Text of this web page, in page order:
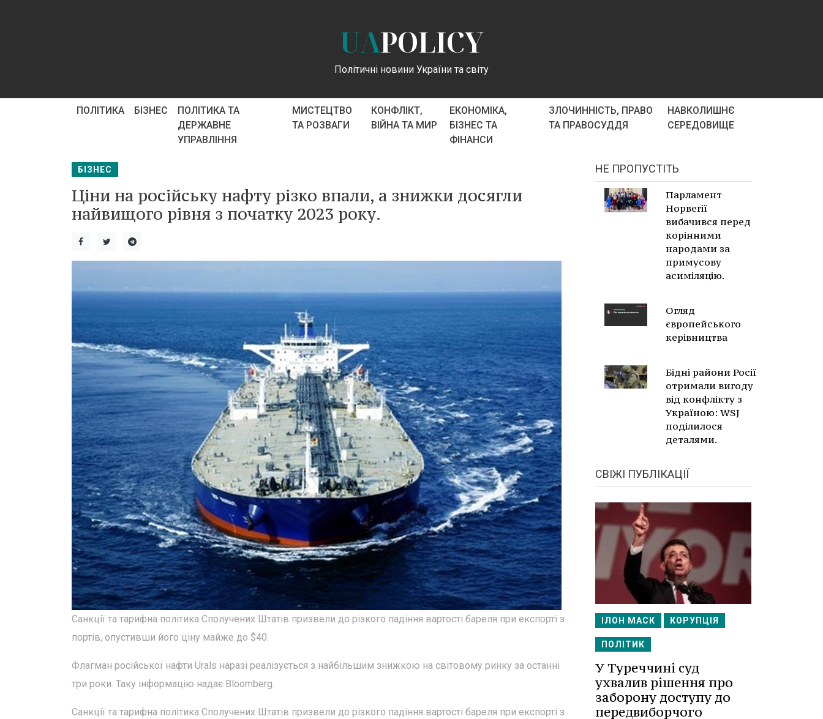
UAPOLICY
Політичні новини України та світу
ПОЛІТИКА БІЗНЕС
ПОЛІТИКА ТА
ДЕРЖАВНЕ
УПРАВЛІННЯ
МИСТЕЦТВО
ТА РОЗВАГИ
КОНФЛІКТ,
ВІЙНА ТА МИР
ЕКОНОМІКА,
БІЗНЕС ТА
ФІНАНСИ
ЗЛОЧИННІСТЬ, ПРАВО
ТА ПРАВОСУДДЯ
НАВКОЛИШНЄ
СЕРЕДОВИЩЕ
БІЗНЕС
Ціни на російську нафту різко впали, а знижки досягли
найвищого рівня з початку 2023 року.
Санкції та тарифна політика Сполучених Штатів призвели до різкого падіння вартості бареля при експорті з
портів, опустивши його ціну майже до $40.
Флагман російської нафти Urals наразі реалізується з найбільшим знижкою на світовому ринку за останні
три роки. Таку інформацію надає Bloomberg.
Санкції та тарифна політика Сполучених Штатів призвели до різкого падіння вартості бареля при експорті з
НЕ ПРОПУСТІТЬ
Парламент
Норвегії
вибачився перед
корінними
народами за
примусову
асиміляцію.
Огляд
європейського
керівництва
Бідні райони Росії
отримали вигоду
від конфлікту з
Україною: WSJ
поділилося
деталями.
СВІЖІ ПУБЛІКАЦІЇ
ІЛОН МАСК КОРУПЦІЯ
ПОЛІТИК
У Туреччині суд
ухвалив рішення про
заборону доступу до
передвиборчого